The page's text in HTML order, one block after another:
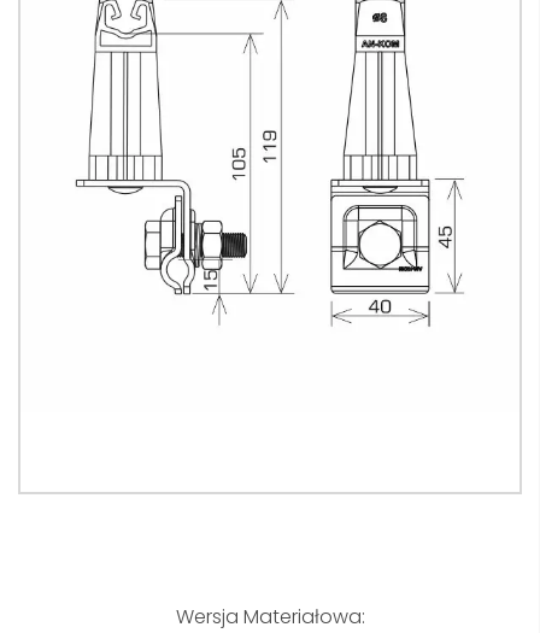
Wersja Materiałowa: